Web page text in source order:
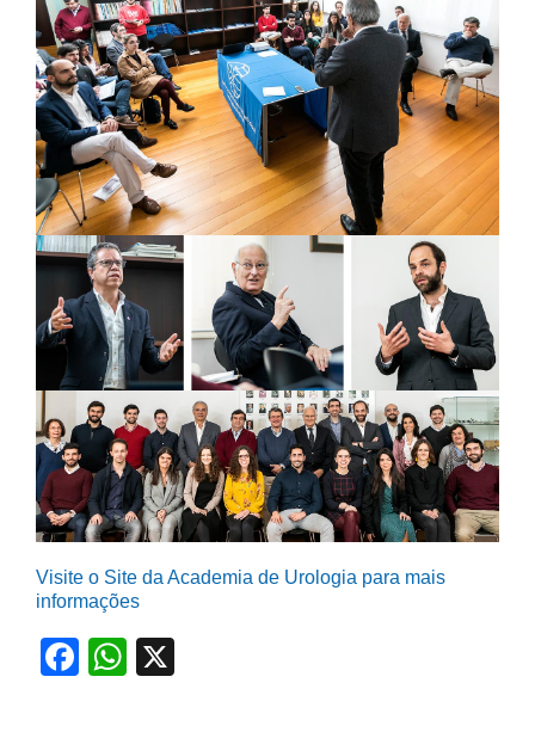
Visite o Site da Academia de Urologia para mais
informações
Facebook
WhatsApp